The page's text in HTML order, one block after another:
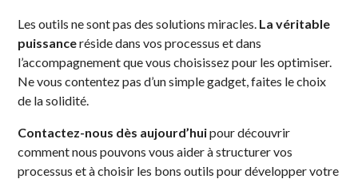
Les outils ne sont pas des solutions miracles. La véritable
puissanceréside dans vos processus et dans
l’accompagnement que vous choisissez pour les optimiser.
Ne vous contentez pas d’un simple gadget, faites le choix
de la solidité.
Contactez-nous dès aujourd’huipour découvrir
comment nous pouvons vous aider à structurer vos
processus et à choisir les bons outils pour développer votre